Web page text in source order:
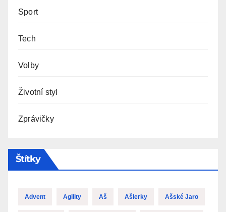
Sport
Tech
Volby
Životní styl
Zprávičky
Štítky
Advent Agility Aš Ašlerky Ašské Jaro